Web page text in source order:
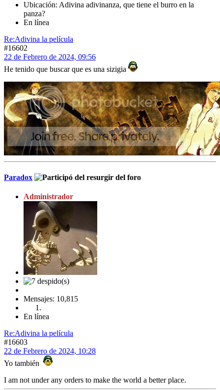
Ubicación: Adivina adivinanza, que tiene el burro en la
panza?
En línea
Re:Adivina la película
#16602
22 de Febrero de 2024, 09:56
He tenido que buscar que es una sizigia
Paradox
Administrador
Mensajes: 10,815
En línea
Re:Adivina la película
#16603
22 de Febrero de 2024, 10:28
Yo también
I am not under any orders to make the world a better place.